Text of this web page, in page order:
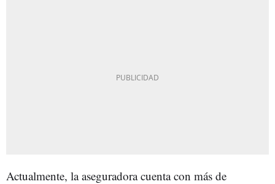
Actualmente, la aseguradora cuenta con más de